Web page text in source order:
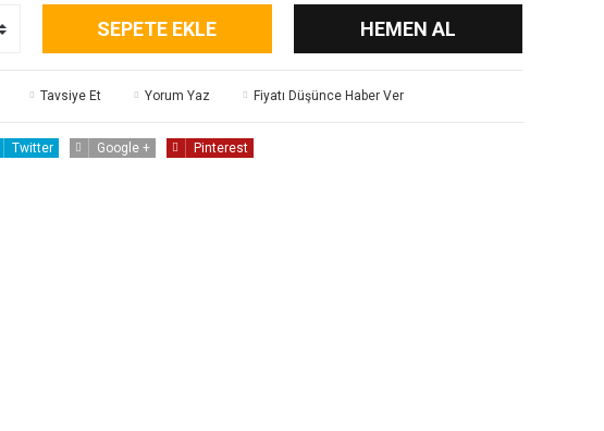
SEPETE EKLE HEMEN AL
Tavsiye Et Yorum Yaz Fiyatı Düşünce Haber Ver
Twitter Google + Pinterest